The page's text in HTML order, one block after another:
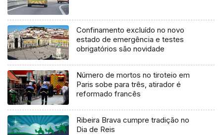
Confinamento excluído no novo
estado de emergência e testes
obrigatórios são novidade
Número de mortos no tiroteio em
Paris sobe para três, atirador é
reformado francês
Ribeira Brava cumpre tradição no
Dia de Reis